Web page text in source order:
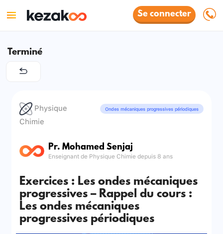
Se connecter
Terminé
Physique
Chimie
Ondes mécaniques progressives périodiques
Pr. Mohamed Senjaj
Enseignant de Physique Chimie depuis 8 ans
Exercices : Les ondes mécaniques
progressives – Rappel du cours :
Les ondes mécaniques
progressives périodiques